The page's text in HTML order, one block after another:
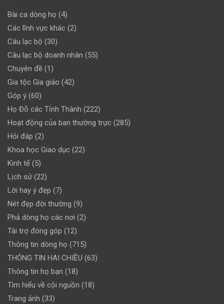
Bài ca dòng họ (4)
Các lĩnh vực khác (2)
Câu lạc bộ (30)
Câu lạc bộ doanh nhân (55)
Chuyên đề (1)
Gia tộc Gia giáo (42)
Góp ý (60)
Họ Đỗ các Tỉnh Thành (222)
Hoạt động của ban thường trực (285)
Hỏi đáp (2)
Khoa học Giao dục (22)
Kinh tế(5)
Lịch sử(22)
Lời hay ý đẹp (7)
Nét đẹp đời thường (9)
Phả dòng họ các nơi (2)
Tài trợ đóng góp (12)
Thông tin dòng họ (715)
THÔNG TIN HAI CHIỀU (63)
Thông tin họ bạn (18)
Tìm hiểu về cội nguồn (18)
Trang ảnh (33)